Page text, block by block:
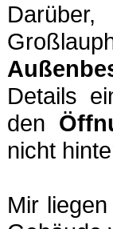
Details
den
nicht
Mir